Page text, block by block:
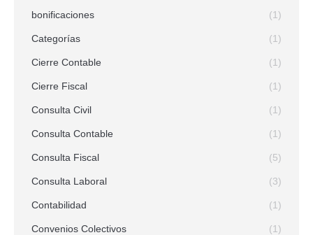
bonificaciones (1)
Categorías (1)
Cierre Contable (1)
Cierre Fiscal (1)
Consulta Civil (1)
Consulta Contable (1)
Consulta Fiscal (5)
Consulta Laboral (3)
Contabilidad (1)
Convenios Colectivos (1)